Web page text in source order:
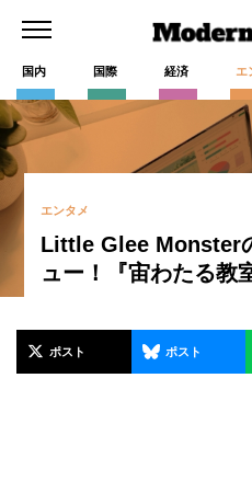
国内 国際 経済 エ
エンタメ
Little Glee Monster
ュー！『宙わたる教
ポスト ポスト